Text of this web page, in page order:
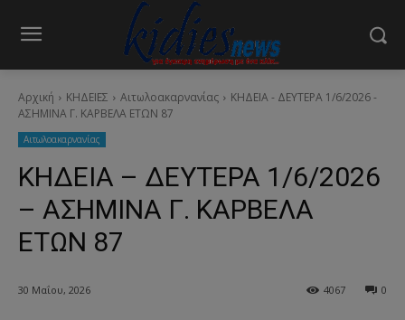
Αρχική ΚΗΔΕΙΕΣ Aιτωλοακαρνανίας
ΚΗΔΕΙΑ - ΔΕΥΤΕΡΑ 1/6/2026 -
ΑΣΗΜΙΝΑ Γ. ΚΑΡΒΕΛΑ ΕΤΩΝ 87
Aιτωλοακαρνανίας
ΚΗΔΕΙΑ – ΔΕΥΤΕΡΑ 1/6/2026
– ΑΣΗΜΙΝΑ Γ. ΚΑΡΒΕΛΑ
ΕΤΩΝ 87
30 Μαΐου, 2026 0
4067